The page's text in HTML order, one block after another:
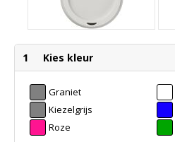
1 Kies kleur
Graniet
Kiezelgrijs
Roze